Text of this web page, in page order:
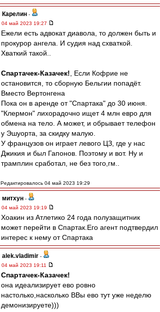
Карелин -
04 май 2023 19:27
Ежели есть адвокат диавола, то должен быть и
прокурор ангела. И судия над схваткой.
Хваткий такой..
Спартачек-Казачек! , Если Кофрие не
остановится, то сборную Бельгии попадёт.
Вместо Вертонгена
Пока он в аренде от "Спартака" до 30 июня.
"Клермон" лихорадочно ищет 4 млн евро для
обмена на тело. А может, и обрывает телефон
у Эшуорта, за скидку малую.
У французов он играет левого ЦЗ, где у нас
Джикия и был Гапонов. Поэтому и вот. Ну и
трамплин сработал, не без того,гм..
Редактировалось 04 май 2023 19:29
митхун -
04 май 2023 19:19
Хоакин из Атлетико 24 года полузащитник
может перейти в Спартак.Его агент подтвердил
интерес к нему от Спартака
alek.vladimir -
04 май 2023 19:11
Спартачек-Казачек!
она идеализирует ево ровно
настолько,насколько ВВы ево тут уже неделю
демонизируете)))